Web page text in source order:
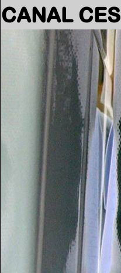
CANAL CES